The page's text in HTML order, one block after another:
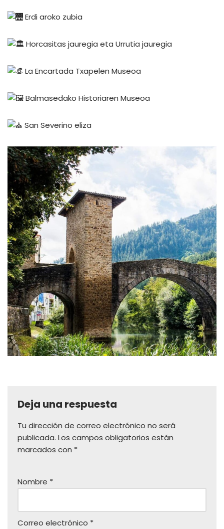
Erdi aroko zubia
Horcasitas jauregia eta Urrutia jauregia
La Encartada Txapelen Museoa
Balmasedako Historiaren Museoa
San Severino eliza
Deja una respuesta
Tu dirección de correo electrónico no será
publicada. Los campos obligatorios están
marcados con *
Nombre *
Correo electrónico *